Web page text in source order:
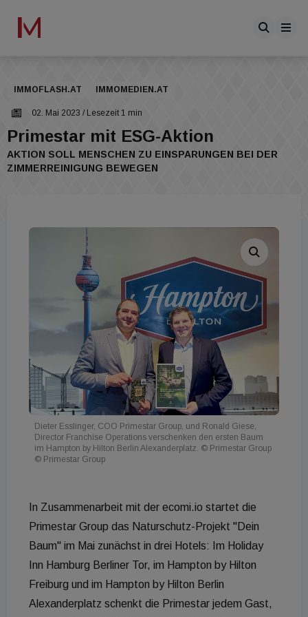
IMMOFLASH.AT IMMOMEDIEN.AT
02. Mai 2023 / Lesezeit 1 min
Primestar mit ESG-Aktion
AKTION SOLL MENSCHEN ZU EINSPARUNGEN BEI DER
ZIMMERREINIGUNG BEWEGEN
Dieter Esslinger, COO Primestar Group, und Ronald Giese,
Director Franchise Operations verschenken den ersten Baum
im Hampton by Hilton Berlin Alexanderplatz. © Primestar Group
© Primestar Group
In Zusammenarbeit mit der ecomi.io startet die
Primestar Group das Naturschutz-Projekt "Dein
Baum" im Mai zunächst in drei Hotels: Im Holiday
Inn Hamburg Berliner Tor, im Hampton by Hilton
Freiburg und im Hampton by Hilton Berlin
Alexanderplatz schenkt die Primestar jedem Gast,